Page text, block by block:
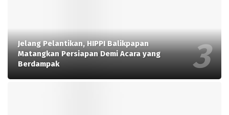
Jelang Pelantikan, HIPPI Balikpapan
Matangkan Persiapan Demi Acara yang
Berdampak